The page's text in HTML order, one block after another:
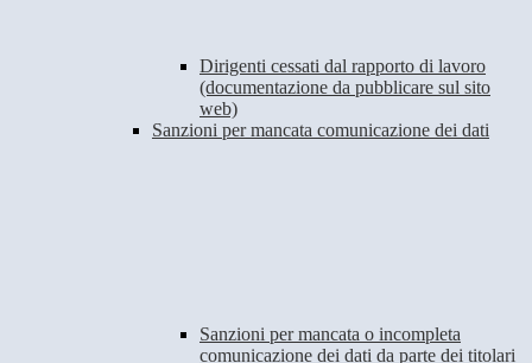
Dirigenti cessati dal rapporto di lavoro
(documentazione da pubblicare sul sito
web)
Sanzioni per mancata comunicazione dei dati
Sanzioni per mancata o incompleta
comunicazione dei dati da parte dei titolari